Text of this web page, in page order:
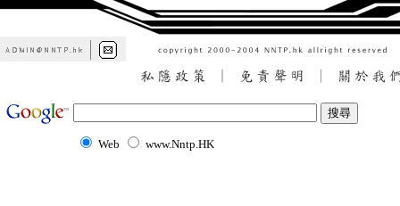
Web www.Nntp.HK